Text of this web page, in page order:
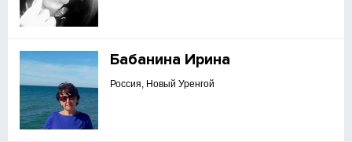
Бабанина Ирина
Россия, Новый Уренгой